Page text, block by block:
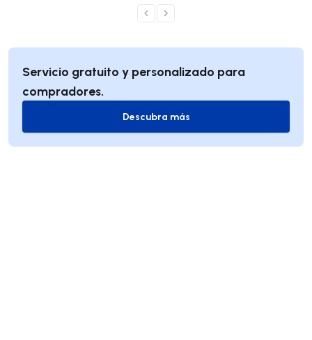
Servicio gratuito y personalizado para
compradores.
Descubra más
Descubra más